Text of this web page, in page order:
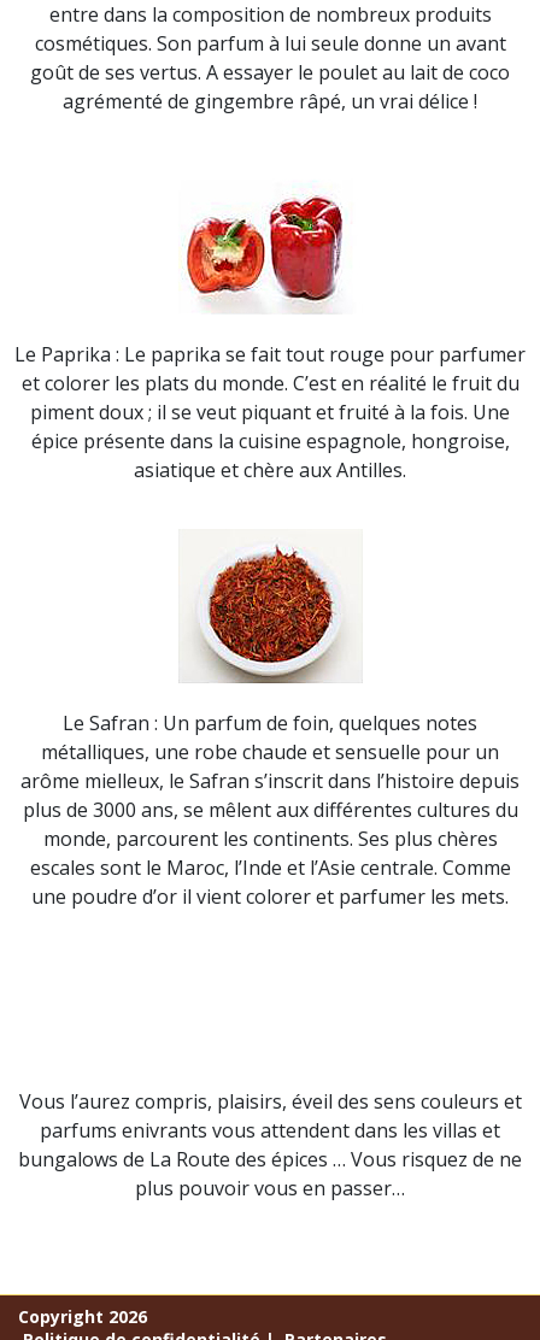
entre dans la composition de nombreux produits
cosmétiques. Son parfum à lui seule donne un avant
goût de ses vertus. A essayer le poulet au lait de coco
agrémenté de gingembre râpé, un vrai délice !
Le Paprika : Le paprika se fait tout rouge pour parfumer
et colorer les plats du monde. C’est en réalité le fruit du
piment doux ; il se veut piquant et fruité à la fois. Une
épice présente dans la cuisine espagnole, hongroise,
asiatique et chère aux Antilles.
Le Safran : Un parfum de foin, quelques notes
métalliques, une robe chaude et sensuelle pour un
arôme mielleux, le Safran s’inscrit dans l’histoire depuis
plus de 3000 ans, se mêlent aux différentes cultures du
monde, parcourent les continents. Ses plus chères
escales sont le Maroc, l’Inde et l’Asie centrale. Comme
une poudre d’or il vient colorer et parfumer les mets.
Vous l’aurez compris, plaisirs, éveil des sens couleurs et
parfums enivrants vous attendent dans les villas et
bungalows de La Route des épices … Vous risquez de ne
plus pouvoir vous en passer…
Copyright 2026